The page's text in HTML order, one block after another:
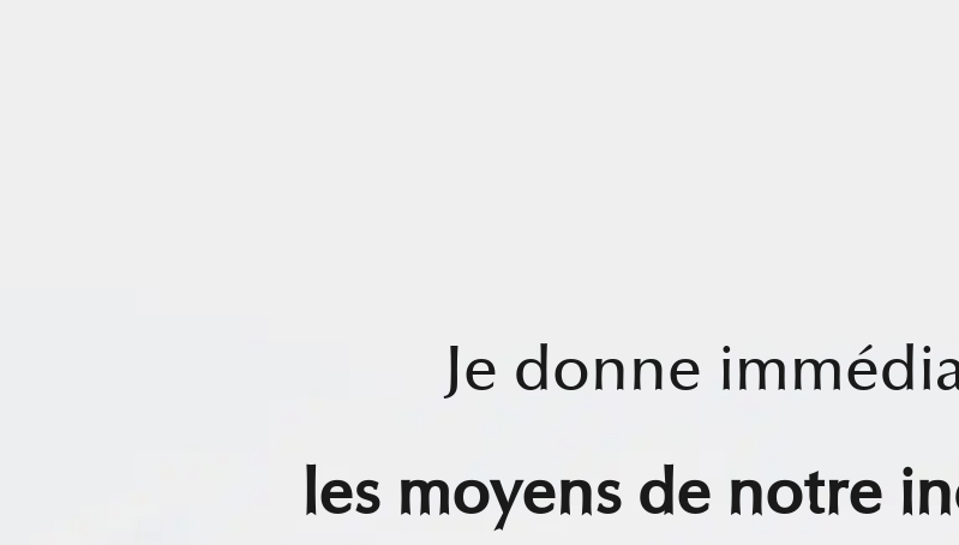
Je donne
les moyens de notre